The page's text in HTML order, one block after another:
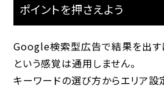
ポイントを押さえよう
Google検索型広告で結果を出す
という感覚は通用しません。
キーワードの選び方からエリア設